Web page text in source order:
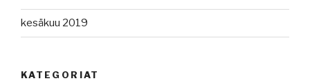
kesäkuu 2019
KATEGORIAT